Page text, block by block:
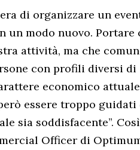
di organizzare un
un modo nuovo. Portare
attività, ma che
con profili diversi di
economico
essere troppo
sia soddisfacente”.
Officer di